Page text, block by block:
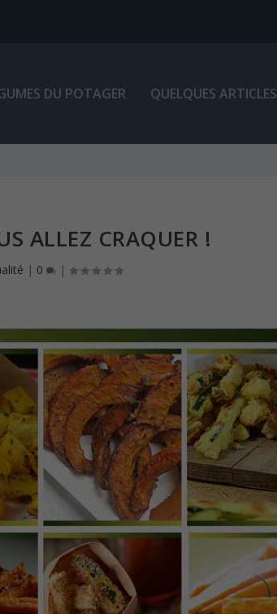
DU POTAGER QUELQUES ARTICLES
ALLEZ CRAQUER !
| 0 |